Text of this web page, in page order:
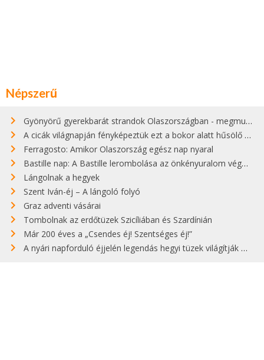
Népszerű
Gyönyörű gyerekbarát strandok Olaszországban - megmutatjuk a 15 legjobbat
A cicák világnapján fényképeztük ezt a bokor alatt hűsölő cicát Kisorosziban
Ferragosto: Amikor Olaszország egész nap nyaral
Bastille nap: A Bastille lerombolása az önkényuralom végét jelentette
Lángolnak a hegyek
Szent Iván-éj – A lángoló folyó
Graz adventi vásárai
Tombolnak az erdőtüzek Szicíliában és Szardínián
Már 200 éves a „Csendes éj! Szentséges éj!”
A nyári napforduló éjjelén legendás hegyi tüzek világítják meg Zugspitzét